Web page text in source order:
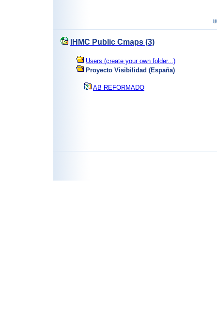
IHMC Public Cmaps (3)
Users (create your own folder...)
Proyecto Visibilidad (España)
AB REFORMADO